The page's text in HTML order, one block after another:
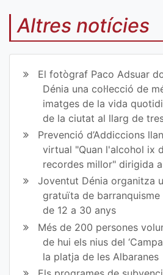
mp
art
ir
en
Fa
ce
bo
ok
mp
art
ir
en
Tw
itt
er
Altres notícies
El fotògraf Paco Adsuar
Dénia una col·lecció de
imatges de la vida
de la ciutat al llarg de
Prevenció d’Addiccions
virtual "Quan l'alcohol ix
recordes millor" dirigida
Joventut Dénia organitza
gratuïta de
de 12 a 30 anys
Més de 200 persones
de hui els nius del
la platja de les Albaranes